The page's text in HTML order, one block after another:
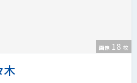
木
画像 18 枚